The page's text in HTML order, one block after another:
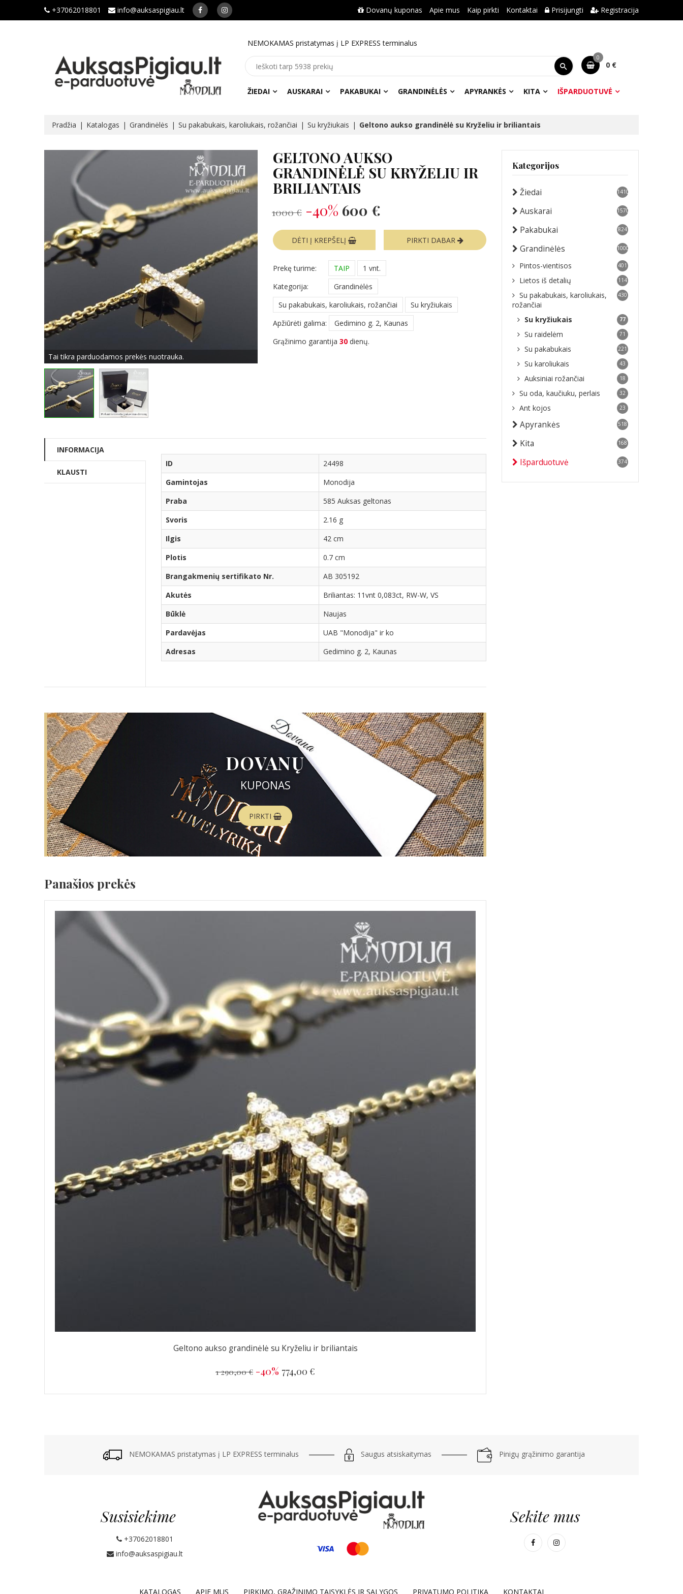
+37062018801 info@auksaspigiau.lt Dovanų kuponas Apie mus Kaip pirkti Kontaktai Prisijungti Registracija
NEMOKAMAS pristatymas į LP EXPRESS terminalus
0
0 €
ŽIEDAI AUSKARAI PAKABUKAI GRANDINĖLĖS APYRANKĖS KITA IŠPARDUOTUVĖ
Pradžia Katalogas Grandinėlės Su pakabukais, karoliukais, rožančiai Su kryžiukais Geltono aukso grandinėlė su Kryželiu ir briliantais
Tai tikra parduodamos prekės nuotrauka.
GELTONO AUKSO
GRANDINĖLĖ SU KRYŽELIU IR
BRILIANTAIS
1000 € -40% 600 €
DĖTI Į KREPŠELĮ PIRKTI DABAR
Prekę turime: TAIP
1 vnt.
Kategorija:
Grandinėlės
Su pakabukais, karoliukais, rožančiai
Su kryžiukais
Apžiūrėti galima:
Gedimino g. 2, Kaunas
Grąžinimo garantija 30 dienų.
INFORMACIJA
KLAUSTI
ID
24498
Gamintojas
Monodija
Praba
585 Auksas geltonas
Svoris
2.16 g
Ilgis
42 cm
Plotis
0.7 cm
Brangakmenių sertifikato Nr.
AB 305192
Akutės
Briliantas: 11vnt 0,083ct, RW-W, VS
Būklė
Naujas
Pardavėjas
UAB "Monodija" ir ko
Adresas
Gedimino g. 2, Kaunas
DOVANŲ
KUPONAS
PIRKTI
Panašios prekės
Geltono aukso grandinėlė su Kryželiu ir briliantais
1 290,00 € -40% 774,00 €
Kategorijos
Žiedai 1410
Auskarai 1570
Pakabukai 824
Grandinėlės 1000
Pintos-vientisos 401
Lietos iš detalių 114
Su pakabukais, karoliukais,
rožančiai
430
Su kryžiukais 77
Su raidelėm 71
Su pakabukais 221
Su karoliukais 43
Auksiniai rožančiai 18
Su oda, kaučiuku, perlais 32
Ant kojos 23
Apyrankės 518
Kita 168
Išparduotuvė 374
NEMOKAMAS pristatymas į LP EXPRESS terminalus Saugus atsiskaitymas Pinigų grąžinimo garantija
Susisiekime
+37062018801
info@auksaspigiau.lt
Sekite mus
KATALOGAS APIE MUS PIRKIMO, GRĄŽINIMO TAISYKLĖS IR SĄLYGOS PRIVATUMO POLITIKA KONTAKTAI